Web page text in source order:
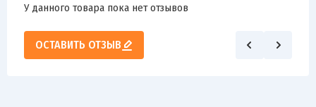
У данного товара пока нет отзывов
ОСТАВИТЬ ОТЗЫВ